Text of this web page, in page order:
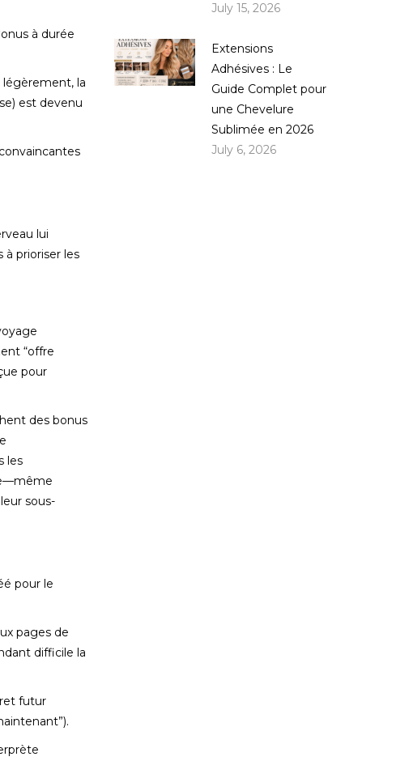
à durée
légèrement, la
est devenu
lui
prioriser les
“offre
pour
des bonus
les
sous-
pour le
pages de
difficile la
futur
July 15, 2026
Extensions
Adhésives : Le
Guide Complet pour
une Chevelure
Sublimée en 2026
July 6, 2026